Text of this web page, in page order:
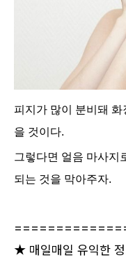
피지가 많이 분비돼
을 것이다.
그렇다면 얼음 마사지
되는 것을 막아주자.
★ 매일매일 유익한